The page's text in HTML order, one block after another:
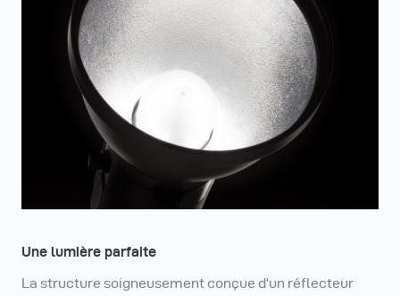
Une lumière parfaite
La structure soigneusement conçue d'un réflecteur